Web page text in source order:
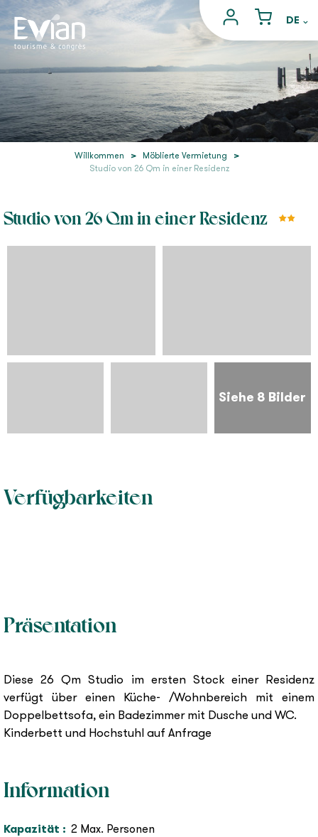
Willkommen > Möblierte Vermietung
>
Studio von 26 Qm in einer Residenz
Studio von 26 Qm in einer Residenz
Siehe 8 Bilder
Verfügbarkeiten
Präsentation
Diese 26 Qm Studio im ersten Stock einer Residenz
verfügt über einen Küche- /Wohnbereich mit einem
Doppelbettsofa, ein Badezimmer mit Dusche und WC.
Kinderbett und Hochstuhl auf Anfrage
Information
Kapazität : 2 Max. Personen